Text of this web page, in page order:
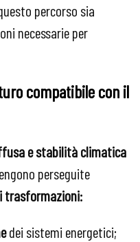
percorso sia
necessarie per
compatibile con il
e stabilità climatica
perseguite
trasformazioni:
dei sistemi energetici;